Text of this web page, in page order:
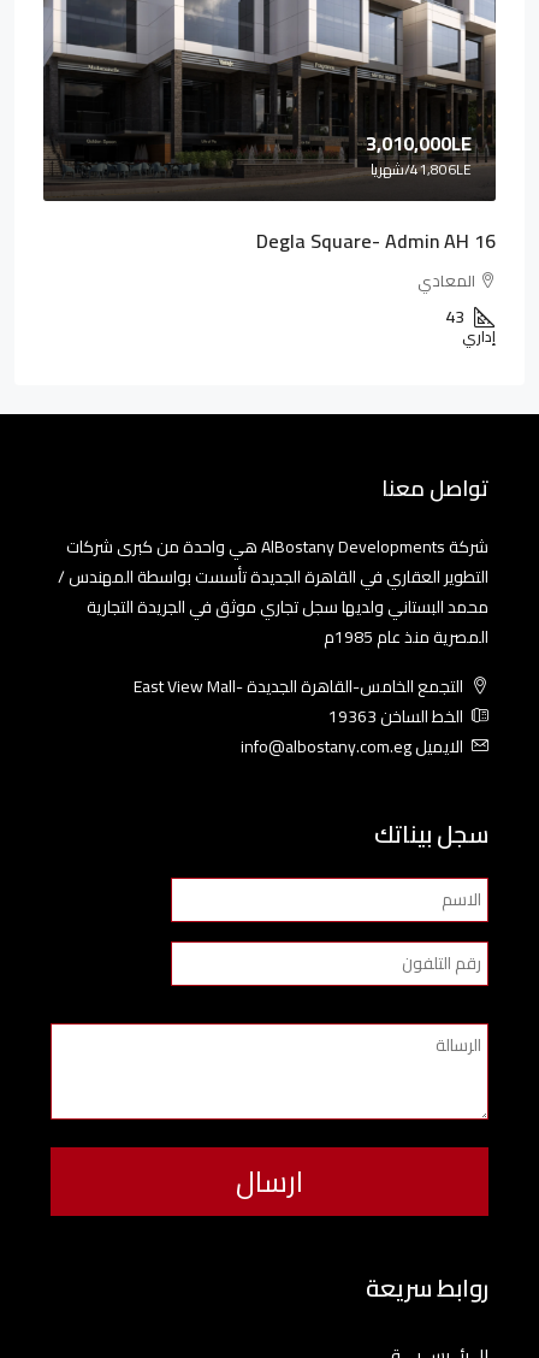
3,010,000LE
41,806LE/شهريا
Degla Square- Admin AH 16
المعادي
43
إداري
تواصل معنا
شركة AlBostany Developments هي واحدة من كبرى شركات
التطوير العقاري في القاهرة الجديدة تأسست بواسطة المهندس /
محمد البستاني ولديها سجل تجاري موثق في الجريدة التجارية
المصرية منذ عام 1985م
التجمع الخامس-القاهرة الجديدة -East View Mall
الخط الساخن 19363
الايميل info@albostany.com.eg
سجل بيناتك
روابط سريعة